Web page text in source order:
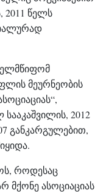
2011 წელს
მეურნეობის
2012
განკარგულებით,
როდესაც
მქონე ასოციაციას